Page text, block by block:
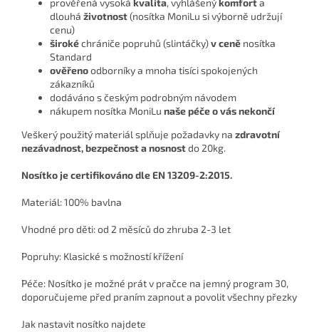
prověřená vysoká kvalita, vyhlášenýkomforta
dlouhá životnost(nosítka MoniLu si výborně udržují
cenu)
širokéchrániče popruhů (slintáčky)v ceně nosítka
Standard
ověřenoodborníky a mnoha tisíci spokojených
zákazníků
dodáváno s českým podrobným návodem
nákupem nosítka MoniLu naše péče o vás nekončí
Veškerý použitý materiál splňuje požadavky na zdravotní
nezávadnost, bezpečnost a nosnostdo 20kg.
Nosítko je certifikováno dle EN 13209-2:2015.
Materiál: 100% bavlna
Vhodné pro děti: od 2 měsíců do zhruba 2-3 let
Popruhy: Klasické s možností křížení
Péče: Nosítko je možné prát v pračce na jemný program 30,
doporučujeme před praním zapnout a povolit všechny přezky
Jak nastavit nosítko najdete